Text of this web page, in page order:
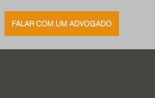
FALAR COM UM ADVOGADO